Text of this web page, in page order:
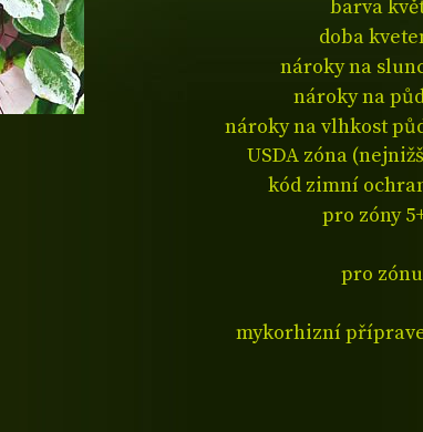
barva
doba
nároky na
nároky na
nároky na vlhkost
USDA zóna
kód zimní
pro zóny
pro
mykorhizní